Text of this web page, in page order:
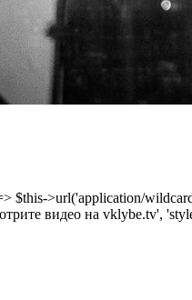
$this->url('application/
видео на vklybe.tv',